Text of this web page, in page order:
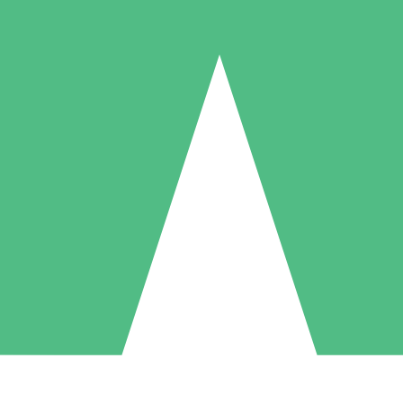
Packs de Crédits Individuels
à l'utilisation avec des crédits de téléchargement. Sans engagement
5 Téléchargements
US$